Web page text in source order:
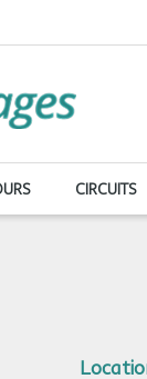
CIRCUITS